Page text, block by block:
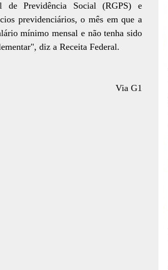
de Previdência Social (RGPS) e
previdenciários, o mês em que a
mínimo mensal e não tenha sido
diz a Receita Federal.
Via G1